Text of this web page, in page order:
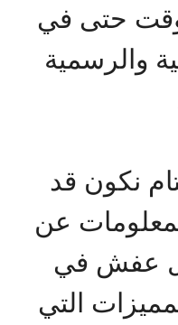
حتى في
والرسمية
نكون قد
عن
عفش في
التي